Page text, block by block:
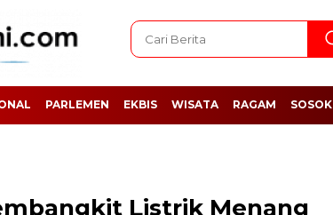
PARLEMEN EKBIS WISATA RAGAM SOSOK
Listrik Menang